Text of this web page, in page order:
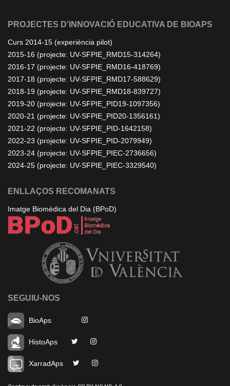
PROJECTES D'INNOVACIÓ EDUCATIVA DE BIOAPS
Curs 2014-15 (experiència pilot)
2015-16 (projecte: UV-SFPIE_RMD15-314264)
2016-17 (projecte: UV-SFPIE_RMD16-418769)
2017-18 (projecte: UV-SFPIE_RMD17-588629)
2018-19 (projecte: UV-SFPIE_RMD18-839727)
2019-20 (projecte: UV-SFPIE_PID19-1097356)
2020-21 (projecte: UV-SFPIE_PID20-1356161)
2021-22 (projecte: UV-SFPIE_PID-1642158)
2022-23 (projecte: UV-SFPIE_PID-2079949)
2023-24 (projecte: UV-SFPIE_PIEC-2736656)
2024-25 (projecte: UV-SFPIE_PIEC-3329540)
ENLLAÇOS RECOMANATS
Imatge Biomèdica del Dia (BPoD)
SEGUIU-NOS
BioAps
HistoAps
XarradAps